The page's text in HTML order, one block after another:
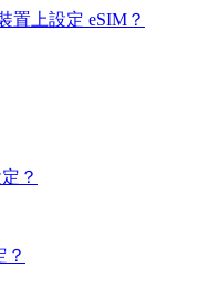
置上設定 eSIM？
？
？